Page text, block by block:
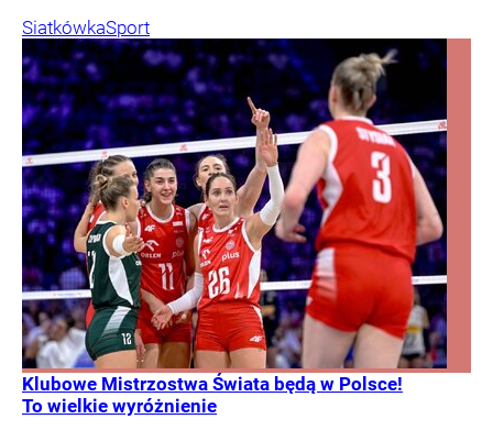
SiatkówkaSport
Klubowe Mistrzostwa Świata będą w Polsce!
To wielkie wyróżnienie